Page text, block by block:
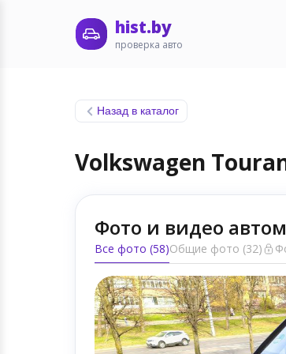
hist.by
проверка авто
Назад в каталог
Volkswagen
Фото и видео
Все фото (58)Общие фото (32)